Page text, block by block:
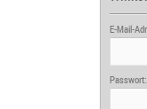
E-Mail-
Passwort: